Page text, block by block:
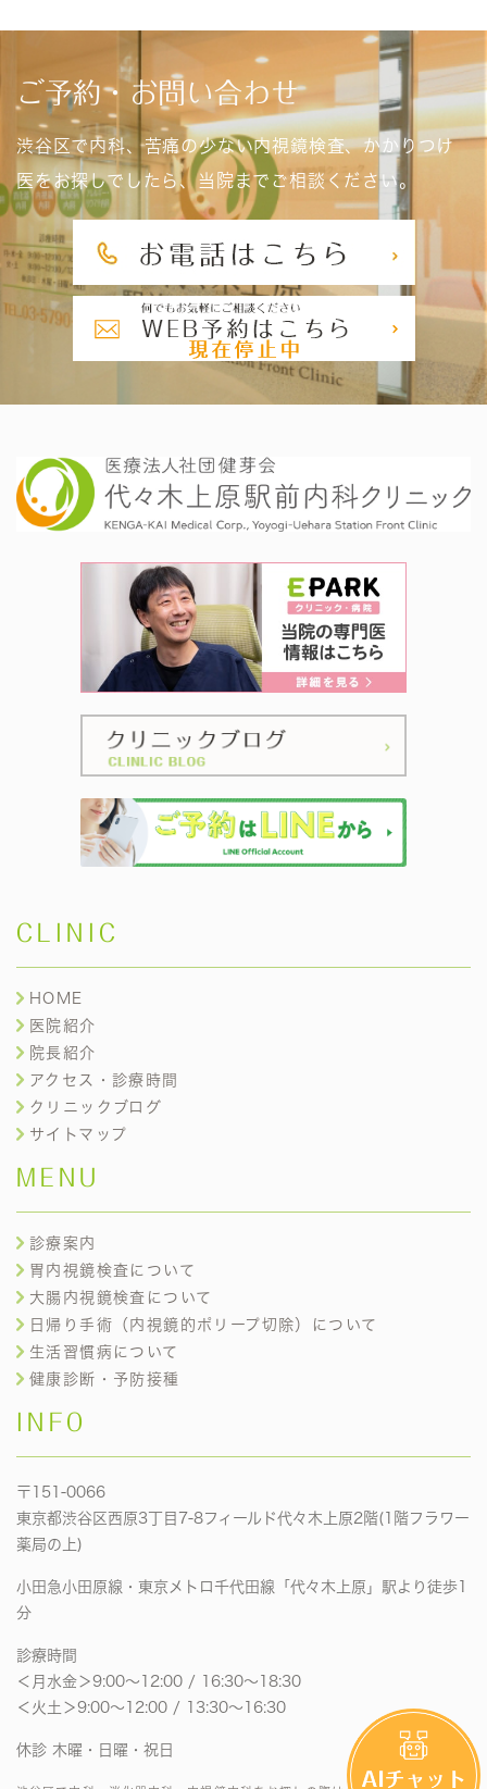
ご予約・お問い合わせ
渋谷区で内科、苦痛の少ない内視鏡検査、かかりつけ
医をお探しでしたら、当院までご相談ください。
CLINIC
HOME
医院紹介
院長紹介
アクセス・診療時間
クリニックブログ
サイトマップ
MENU
診療案内
胃内視鏡検査について
大腸内視鏡検査について
日帰り手術（内視鏡的ポリープ切除）について
生活習慣病について
健康診断・予防接種
INFO
〒151-0066
東京都渋谷区西原3丁目7-8フィールド代々木上原2階(1階フラワー
薬局の上)
小田急小田原線・東京メトロ千代田線「代々木上原」駅より徒歩1
分
診療時間
＜月水金＞9:00〜12:00 / 16:30〜18:30
＜火土＞9:00〜12:00 / 13:30〜16:30
休診 木曜・日曜・祝日